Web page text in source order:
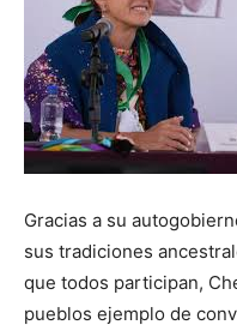
Gracias a su
sus tradiciones
que todos participan,
pueblos ejemplo de